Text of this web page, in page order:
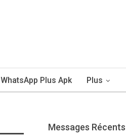
WhatsApp Plus Apk Plus
Messages Récents